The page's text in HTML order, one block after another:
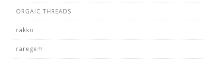
ORGAIC THREADS
rakko
raregem